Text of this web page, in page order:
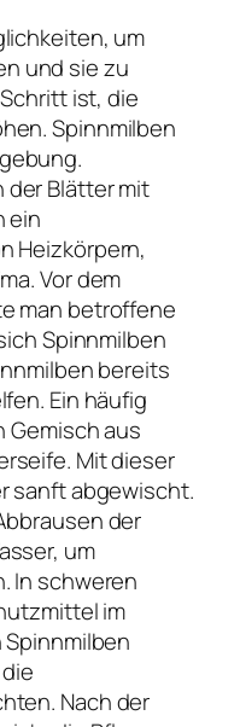
um
und sie zu
ist, die
Spinnmilben
der Blätter mit
ein
Heizkörpern,
Vor dem
man betroffene
Spinnmilben
bereits
Ein häufig
aus
Mit dieser
sanft abgewischt.
der
um
In schweren
im
Nach der